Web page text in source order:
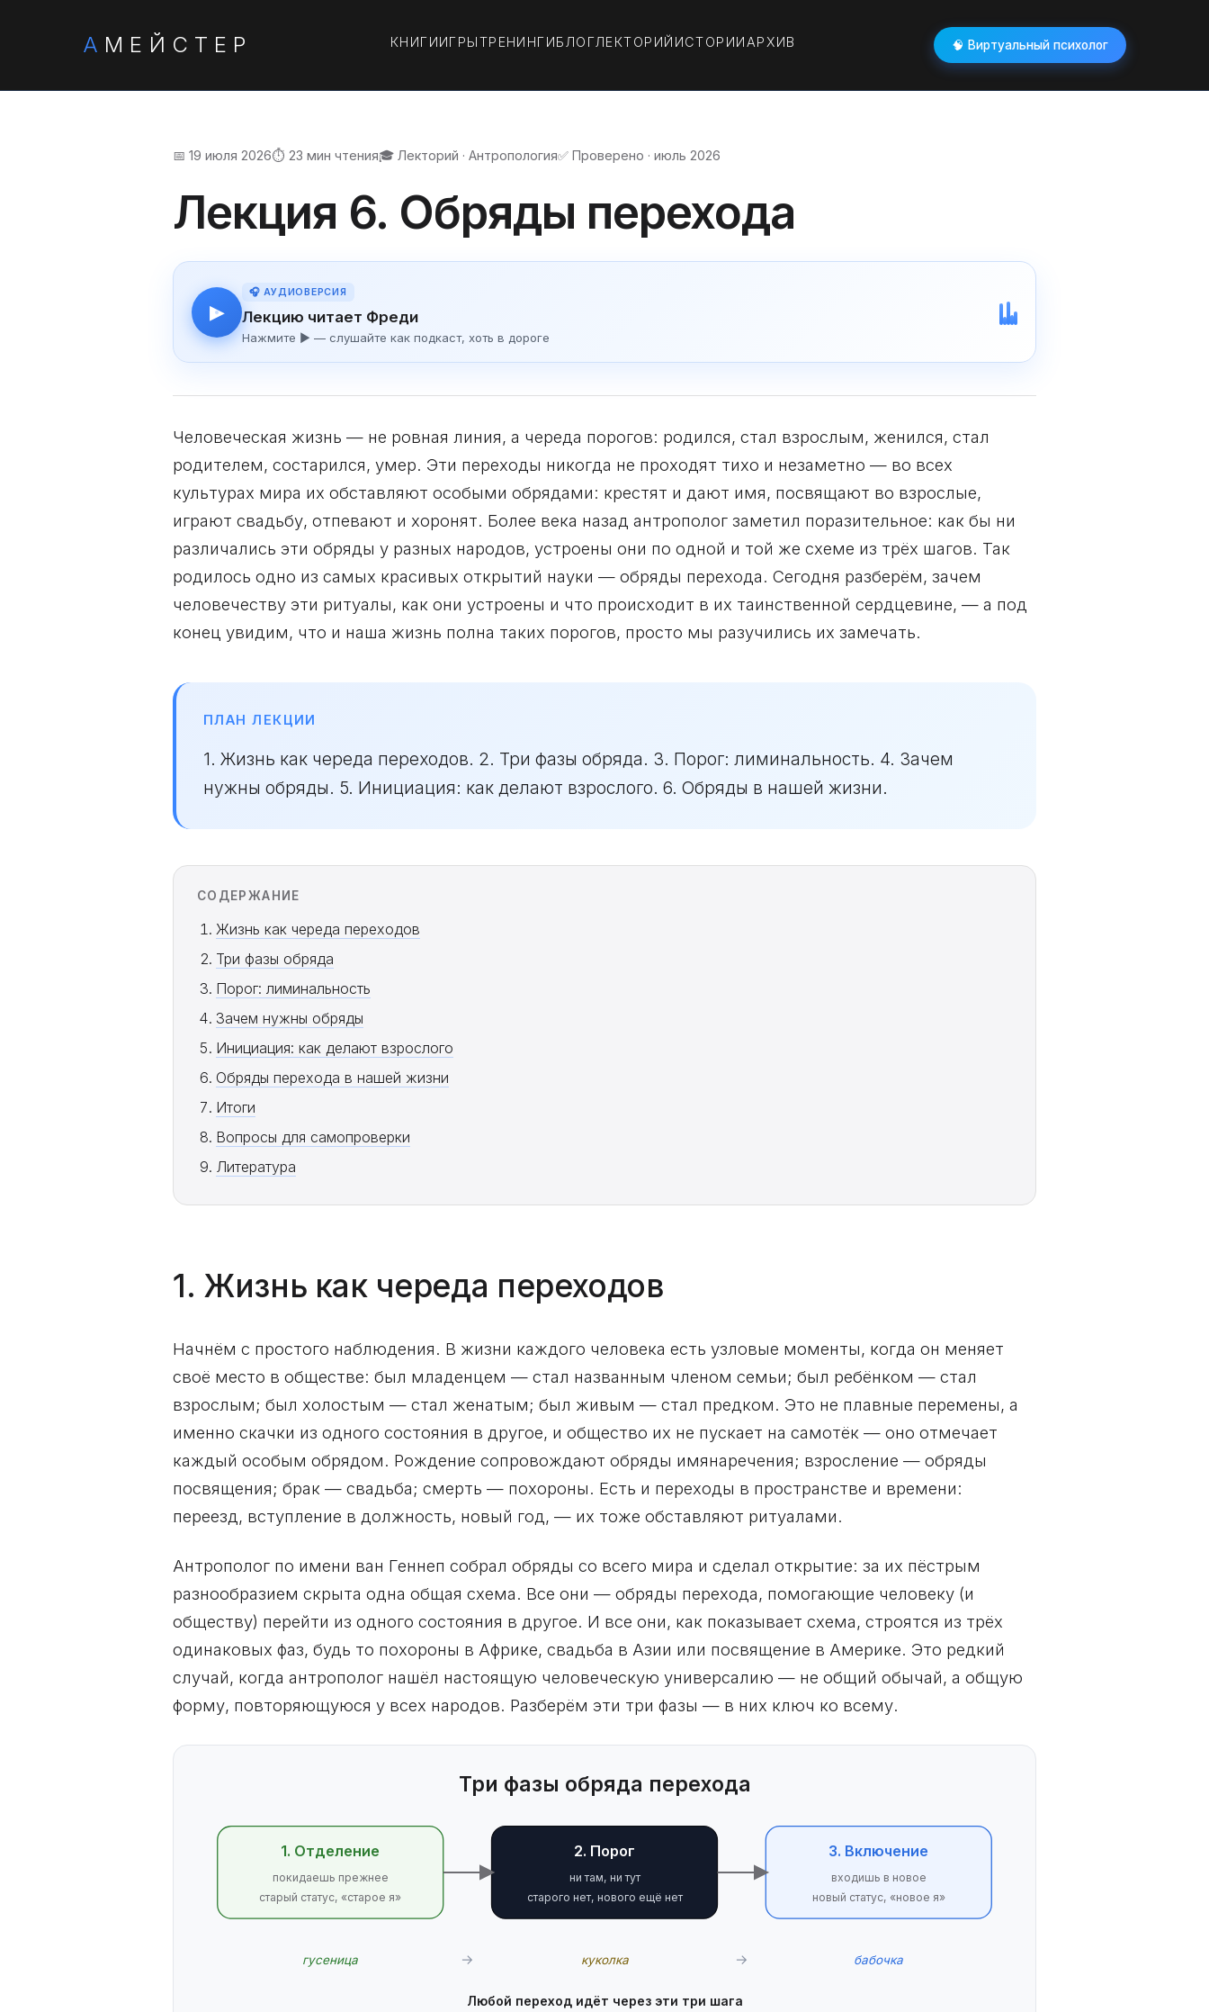
А МЕЙСТЕР КНИГИИГРЫТРЕНИНГИБЛОГЛЕКТОРИЙ ИСТОРИИ АРХИВ 🧠 Виртуальный психолог
📅 19 июля 2026⏱️ 23 мин чтения🎓 Лекторий · Антропология✅ Проверено · июль 2026
Лекция 6. Обряды перехода
▶
🎧 АУДИОВЕРСИЯ
Лекцию читает Фреди
Нажмите ▶ — слушайте как подкаст, хоть в дороге
Человеческая жизнь — не ровная линия, а череда порогов: родился, стал взрослым, женился, стал
родителем, состарился, умер. Эти переходы никогда не проходят тихо и незаметно — во всех
культурах мира их обставляют особыми обрядами: крестят и дают имя, посвящают во взрослые,
играют свадьбу, отпевают и хоронят. Более века назад антрополог заметил поразительное: как бы ни
различались эти обряды у разных народов, устроены они по одной и той же схеме из трёх шагов. Так
родилось одно из самых красивых открытий науки — обряды перехода. Сегодня разберём, зачем
человечеству эти ритуалы, как они устроены и что происходит в их таинственной сердцевине, — а под
конец увидим, что и наша жизнь полна таких порогов, просто мы разучились их замечать.
ПЛАН ЛЕКЦИИ
1. Жизнь как череда переходов. 2. Три фазы обряда. 3. Порог: лиминальность. 4. Зачем
нужны обряды. 5. Инициация: как делают взрослого. 6. Обряды в нашей жизни.
СОДЕРЖАНИЕ
Жизнь как череда переходов
Три фазы обряда
Порог: лиминальность
Зачем нужны обряды
Инициация: как делают взрослого
Обряды перехода в нашей жизни
Итоги
Вопросы для самопроверки
Литература
1. Жизнь как череда переходов
Начнём с простого наблюдения. В жизни каждого человека есть узловые моменты, когда он меняет
своё место в обществе: был младенцем — стал названным членом семьи; был ребёнком — стал
взрослым; был холостым — стал женатым; был живым — стал предком. Это не плавные перемены, а
именно скачки из одного состояния в другое, и общество их не пускает на самотёк — оно отмечает
каждый особым обрядом. Рождение сопровождают обряды имянаречения; взросление — обряды
посвящения; брак — свадьба; смерть — похороны. Есть и переходы в пространстве и времени:
переезд, вступление в должность, новый год, — их тоже обставляют ритуалами.
Антрополог по имени ван Геннеп собрал обряды со всего мира и сделал открытие: за их пёстрым
разнообразием скрыта одна общая схема. Все они — обряды перехода, помогающие человеку (и
обществу) перейти из одного состояния в другое. И все они, как показывает схема, строятся из трёх
одинаковых фаз, будь то похороны в Африке, свадьба в Азии или посвящение в Америке. Это редкий
случай, когда антрополог нашёл настоящую человеческую универсалию — не общий обычай, а общую
форму, повторяющуюся у всех народов. Разберём эти три фазы — в них ключ ко всему.
Три фазы обряда перехода
1. Отделение
покидаешь прежнее
старый статус, «старое я»
2. Порог
ни там, ни тут
старого нет, нового ещё нет
3. Включение
входишь в новое
новый статус, «новое я»
гусеница куколка бабочка
→ →
Любой переход идёт через эти три шага